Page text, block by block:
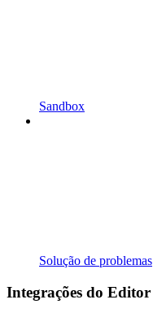
Sandbox
Solução de problemas
Integrações do Editor